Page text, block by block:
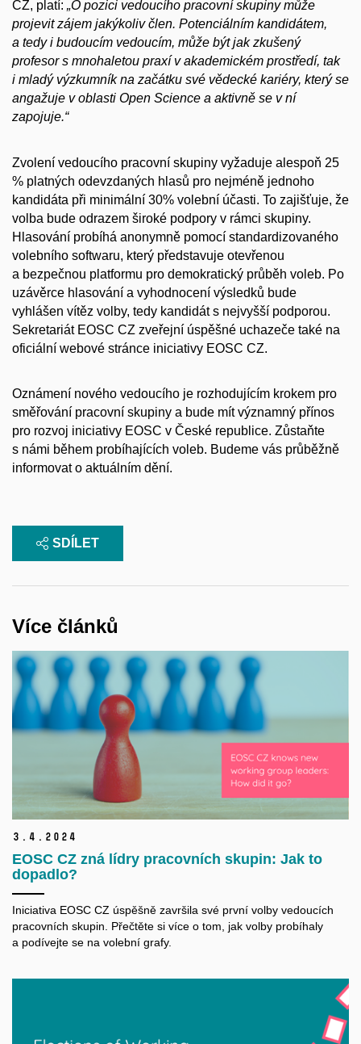
CZ, platí: „O pozici vedoucího pracovní skupiny může
projevit zájem jakýkoliv člen. Potenciálním kandidátem,
a tedy i budoucím vedoucím, může být jak zkušený
profesor s mnohaletou praxí v akademickém prostředí, tak
i mladý výzkumník na začátku své vědecké kariéry, který se
angažuje v oblasti Open Science a aktivně se v ní
zapojuje.“
Zvolení vedoucího pracovní skupiny vyžaduje alespoň 25
% platných odevzdaných hlasů pro nejméně jednoho
kandidáta při minimální 30% volební účasti. To zajišťuje, že
volba bude odrazem široké podpory v rámci skupiny.
Hlasování probíhá anonymně pomocí standardizovaného
volebního softwaru, který představuje otevřenou
a bezpečnou platformu pro demokratický průběh voleb. Po
uzávěrce hlasování a vyhodnocení výsledků bude
vyhlášen vítěz volby, tedy kandidát s nejvyšší podporou.
Sekretariát EOSC CZ zveřejní úspěšné uchazeče také na
oficiální webové stránce iniciativy EOSC CZ.
Oznámení nového vedoucího je rozhodujícím krokem pro
směřování pracovní skupiny a bude mít významný přínos
pro rozvoj iniciativy EOSC v České republice. Zůstaňte
s námi během probíhajících voleb. Budeme vás průběžně
informovat o aktuálním dění.
SDÍLET
Více článků
3. 4. 2024
EOSC CZ zná lídry pracovních skupin: Jak to
dopadlo?
Iniciativa EOSC CZ úspěšně završila své první volby vedoucích
pracovních skupin. Přečtěte si více o tom, jak volby probíhaly
a podívejte se na volební grafy.